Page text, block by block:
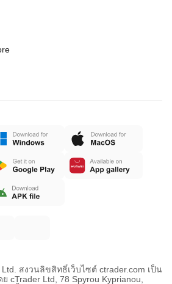
สงวนลิขสิทธิ์เว็บไซต์ ctrader.com เป็น
cTrader Ltd, 78 Spyrou Kyprianou,